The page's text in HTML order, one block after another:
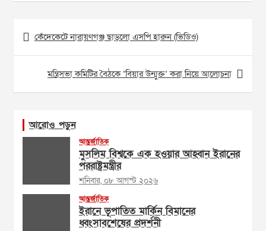
Post
navigation
কেঁদেকেটে নারায়ণগঞ্জ ছাড়লো এসপি হারুন (ভিডিও)
মন্ত্রিসভা কমিটির বৈঠকে ‘বিয়ার উন্মুক্ত’ করা নিয়ে আলোচনা
আরোও পড়ুন
আন্তর্জাতিক
মুসলিম বিশ্বকে এক হওয়ার আহ্বান ইরানের
পররাষ্ট্রমন্ত্রীর
শনিবার, ০৮ আগস্ট ২০২৬
আন্তর্জাতিক
ইরানে ভূপাতিত মার্কিন বিমানের
ধ্বংসাবশেষের প্রদর্শনী